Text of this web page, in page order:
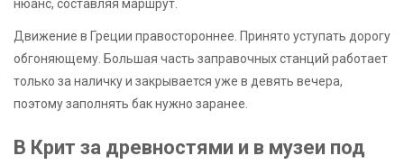
нюанс, составляя маршрут.
Движение в Греции правостороннее. Принято уступать дорогу
обгоняющему. Большая часть заправочных станций работает
только за наличку и закрывается уже в девять вечера,
поэтому заполнять бак нужно заранее.
В Крит за древностями и в музеи под